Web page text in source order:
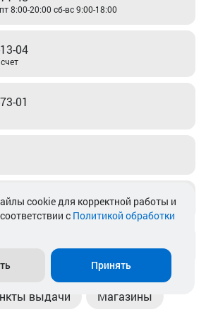
8:00-20:00 сб-вс 9:00-18:00
04
01
выдачи Магазины
cookie для корректной работы и
с Политикой обработки
Принять